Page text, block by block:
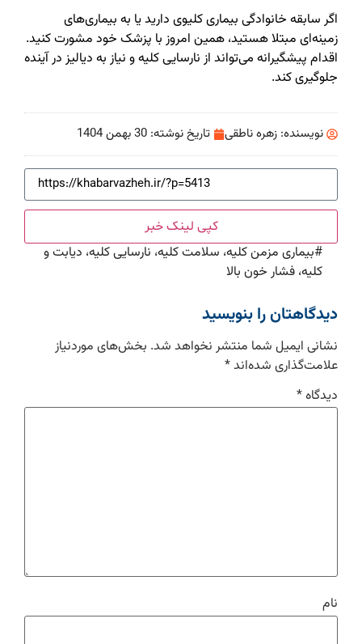
اگر سابقه خانوادگی بیماری کلیوی دارید یا به بیماری‌های
زمینه‌ای مبتلا هستید، همین امروز با پزشک خود مشورت کنید.
اقدام پیشگیرانه می‌تواند از نارسایی کلیه و نیاز به دیالیز در آینده
جلوگیری کند.
نویسنده: زهره ناطقی تاریخ نوشته: 30 بهمن 1404
کپی لینک خبر
#بیماری مزمن کلیه، سلامت کلیه، نارسایی کلیه، دیابت و
کلیه، فشار خون بالا
دیدگاهتان را بنویسید
نشانی ایمیل شما منتشر نخواهد شد. بخش‌های موردنیاز
علامت‌گذاری شده‌اند*
دیدگاه*
نام